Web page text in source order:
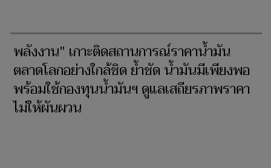
พลังงาน" เกาะติดสถานการณ์ราคาน้ำมัน
ตลาดโลกอย่างใกล้ชิด ย้ำชัด น้ำมันมีเพียงพอ
พร้อมใช้กองทุนน้ำมันฯ ดูแลเสถียรภาพราคา
ไม่ให้ผันผวน